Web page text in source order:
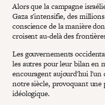
Alors que la campagne
Gaza s'intensifie, des
conscience de la manière
croisent au-delà des
Les gouvernements
les autres pour leur bilan en
encouragent aujourd'hui l'un
notre siècle, provoquant
idéologique.